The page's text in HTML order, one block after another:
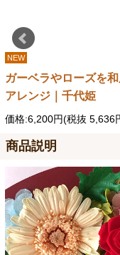
NEW
ガーベラやローズを
アレンジ｜千代姫
価格:6,200円(税抜 5,636
商品説明